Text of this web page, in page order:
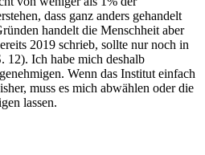
dass ganz anders gehandelt
handelt die Menschheit aber
2019 schrieb, sollte nur noch in
12). Ich habe mich deshalb
Wenn das Institut einfach
muss es mich abwählen oder die
lassen.